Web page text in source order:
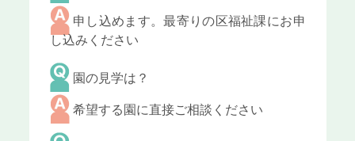
申し込めます。最寄りの区福祉課にお申
し込みください
園の見学は？
希望する園に直接ご相談ください